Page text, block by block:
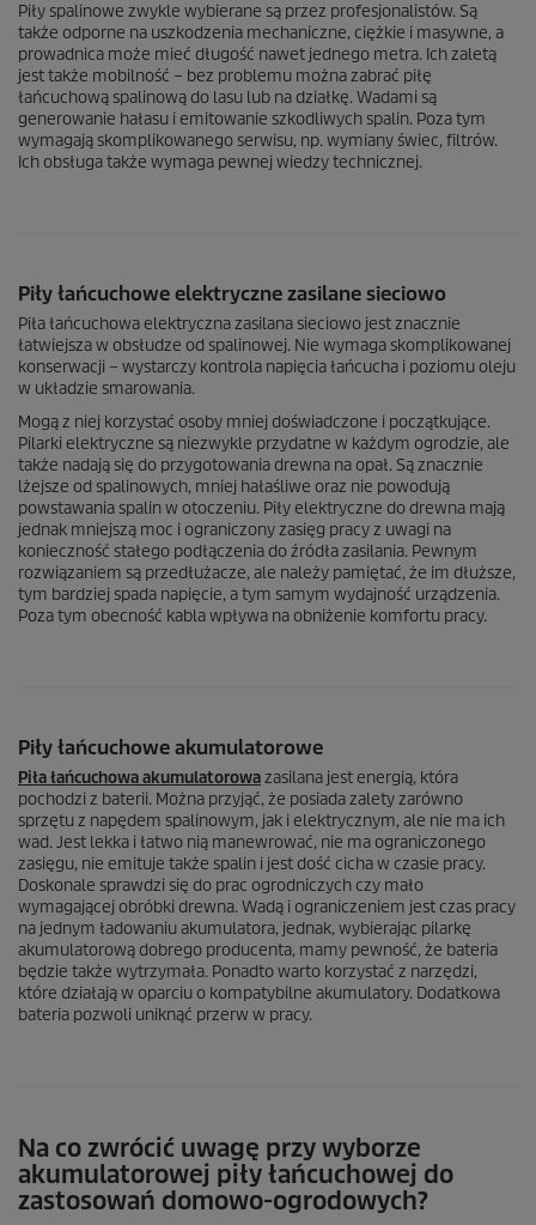
Piły spalinowe zwykle wybierane są przez profesjonalistów. Są
także odporne na uszkodzenia mechaniczne, ciężkie i masywne, a
prowadnica może mieć długość nawet jednego metra. Ich zaletą
jest także mobilność – bez problemu można zabrać piłę
łańcuchową spalinową do lasu lub na działkę. Wadami są
generowanie hałasu i emitowanie szkodliwych spalin. Poza tym
wymagają skomplikowanego serwisu, np. wymiany świec, filtrów.
Ich obsługa także wymaga pewnej wiedzy technicznej.
Piły łańcuchowe elektryczne zasilane sieciowo
Piła łańcuchowa elektryczna zasilana sieciowo jest znacznie
łatwiejsza w obsłudze od spalinowej. Nie wymaga skomplikowanej
konserwacji – wystarczy kontrola napięcia łańcucha i poziomu oleju
w układzie smarowania.
Mogą z niej korzystać osoby mniej doświadczone i początkujące.
Pilarki elektryczne są niezwykle przydatne w każdym ogrodzie, ale
także nadają się do przygotowania drewna na opał. Są znacznie
lżejsze od spalinowych, mniej hałaśliwe oraz nie powodują
powstawania spalin w otoczeniu. Piły elektryczne do drewna mają
jednak mniejszą moc i ograniczony zasięg pracy z uwagi na
konieczność stałego podłączenia do źródła zasilania. Pewnym
rozwiązaniem są przedłużacze, ale należy pamiętać, że im dłuższe,
tym bardziej spada napięcie, a tym samym wydajność urządzenia.
Poza tym obecność kabla wpływa na obniżenie komfortu pracy.
Piły łańcuchowe akumulatorowe
Piła łańcuchowa akumulatorowazasilana jest energią, która
pochodzi z baterii. Można przyjąć, że posiada zalety zarówno
sprzętu z napędem spalinowym, jak i elektrycznym, ale nie ma ich
wad. Jest lekka i łatwo nią manewrować, nie ma ograniczonego
zasięgu, nie emituje także spalin i jest dość cicha w czasie pracy.
Doskonale sprawdzi się do prac ogrodniczych czy mało
wymagającej obróbki drewna. Wadą i ograniczeniem jest czas pracy
na jednym ładowaniu akumulatora, jednak, wybierając pilarkę
akumulatorową dobrego producenta, mamy pewność, że bateria
będzie także wytrzymała. Ponadto warto korzystać z narzędzi,
które działają w oparciu o kompatybilne akumulatory. Dodatkowa
bateria pozwoli uniknąć przerw w pracy.
Na co zwrócić uwagę przy wyborze
akumulatorowej piły łańcuchowej do
zastosowań domowo-ogrodowych?